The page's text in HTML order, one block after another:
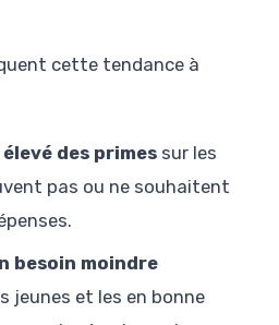
cette tendance à
des primes sur les
pas ou ne souhaitent
besoin moindre
jeunes et les en bonne